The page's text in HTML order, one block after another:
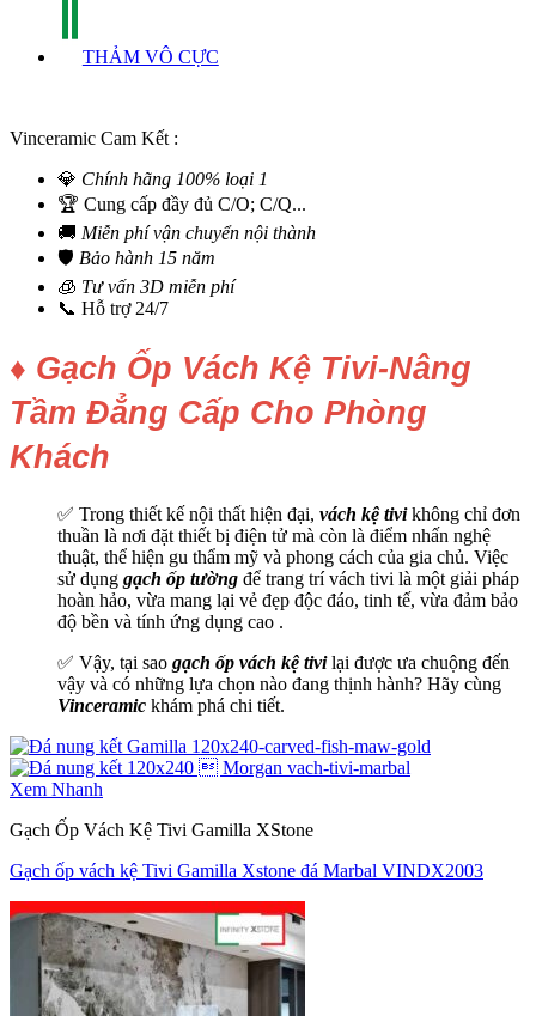
THẢM VÔ CỰC
Vinceramic Cam Kết :
💎 Chính hãng 100% loại 1
🏆 Cung cấp đầy đủ C/O; C/Q...
🚚 Miễn phí vận chuyển nội thành
🛡️ Bảo hành 15 năm
🧊 Tư vấn 3D miễn phí
📞 Hỗ trợ 24/7
♦ Gạch Ốp Vách Kệ Tivi-Nâng
Tầm Đẳng Cấp Cho Phòng
Khách
✅ Trong thiết kế nội thất hiện đại, vách kệ tivi không chỉ đơn
thuần là nơi đặt thiết bị điện tử mà còn là điểm nhấn nghệ
thuật, thể hiện gu thẩm mỹ và phong cách của gia chủ. Việc
sử dụng gạch ốp tường để trang trí vách tivi là một giải pháp
hoàn hảo, vừa mang lại vẻ đẹp độc đáo, tinh tế, vừa đảm bảo
độ bền và tính ứng dụng cao .
✅ Vậy, tại sao gạch ốp vách kệ tivilại được ưa chuộng đến
vậy và có những lựa chọn nào đang thịnh hành? Hãy cùng
Vinceramic khám phá chi tiết.
Xem Nhanh
Gạch Ốp Vách Kệ Tivi Gamilla XStone
Gạch ốp vách kệ Tivi Gamilla Xstone đá Marbal VINDX2003